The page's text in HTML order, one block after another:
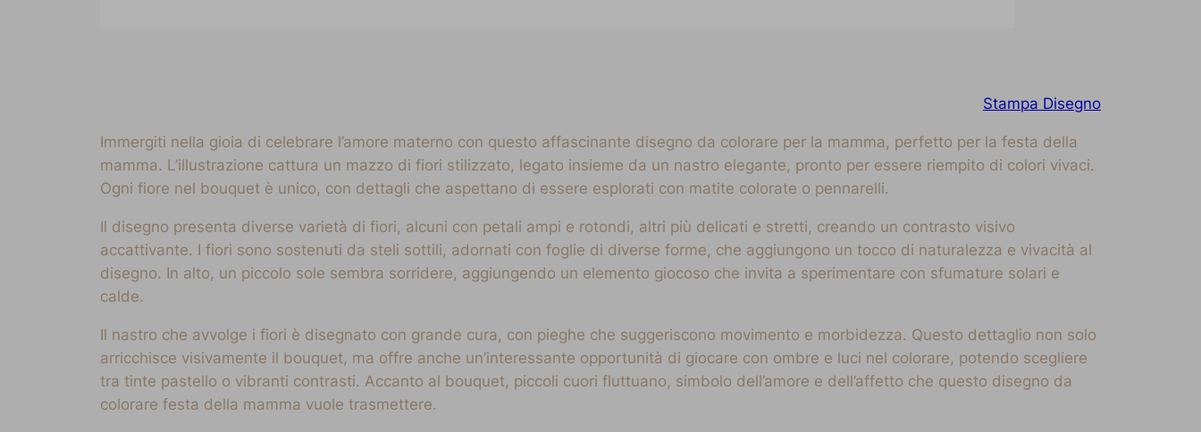
Stampa Disegno
Immergiti nella gioia di celebrare l’amore materno con questo affascinante disegno da colorare per la mamma, perfetto per la festa della
mamma. L’illustrazione cattura un mazzo di fiori stilizzato, legato insieme da un nastro elegante, pronto per essere riempito di colori vivaci.
Ogni fiore nel bouquet è unico, con dettagli che aspettano di essere esplorati con matite colorate o pennarelli.
Il disegno presenta diverse varietà di fiori, alcuni con petali ampi e rotondi, altri più delicati e stretti, creando un contrasto visivo
accattivante. I fiori sono sostenuti da steli sottili, adornati con foglie di diverse forme, che aggiungono un tocco di naturalezza e vivacità al
disegno. In alto, un piccolo sole sembra sorridere, aggiungendo un elemento giocoso che invita a sperimentare con sfumature solari e
calde.
Il nastro che avvolge i fiori è disegnato con grande cura, con pieghe che suggeriscono movimento e morbidezza. Questo dettaglio non solo
arricchisce visivamente il bouquet, ma offre anche un’interessante opportunità di giocare con ombre e luci nel colorare, potendo scegliere
tra tinte pastello o vibranti contrasti. Accanto al bouquet, piccoli cuori fluttuano, simbolo dell’amore e dell’affetto che questo disegno da
colorare festa della mamma vuole trasmettere.